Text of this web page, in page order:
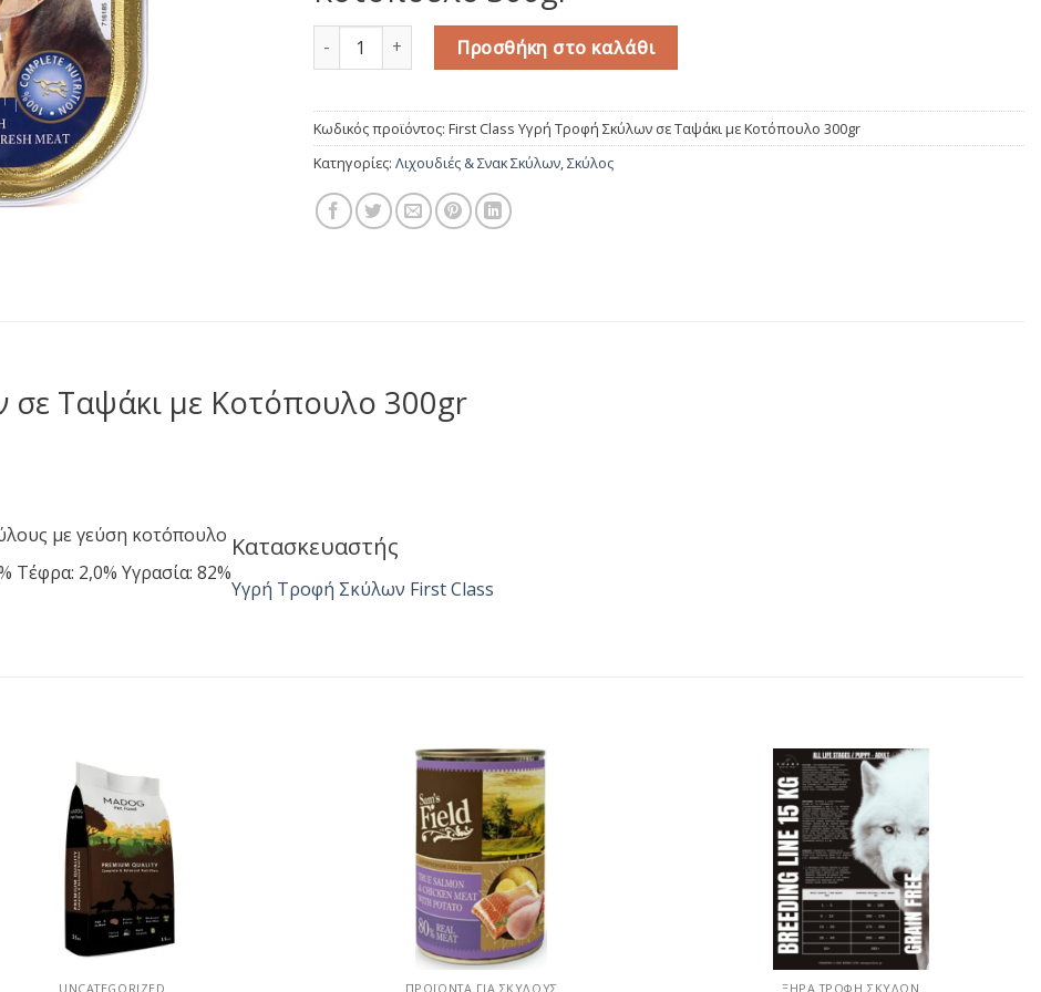
First Class Υγρή Τροφή Σκύλων σε Ταψάκι με Κοτόπουλο 300gr ποσότητα
Προσθήκη στο καλάθι
Κωδικός προϊόντος: First Class Υγρή Τροφή Σκύλων σε Ταψάκι με Κοτόπουλο 300gr
Κατηγορίες: Λιχουδιές & Σνακ Σκύλων Σκύλος
σε Ταψάκι με Κοτόπουλο 300gr
με γεύση κοτόπουλο
Τέφρα: 2,0% Υγρασία: 82%
Κατασκευαστής
Υγρή Τροφή Σκύλων First Class
UNCATEGORIZED ΠΡΟΪΌΝΤΑ ΓΙΑ ΣΚΎΛΟΥΣ ΞΗΡΆ ΤΡΟΦΉ ΣΚΎΛΩΝ